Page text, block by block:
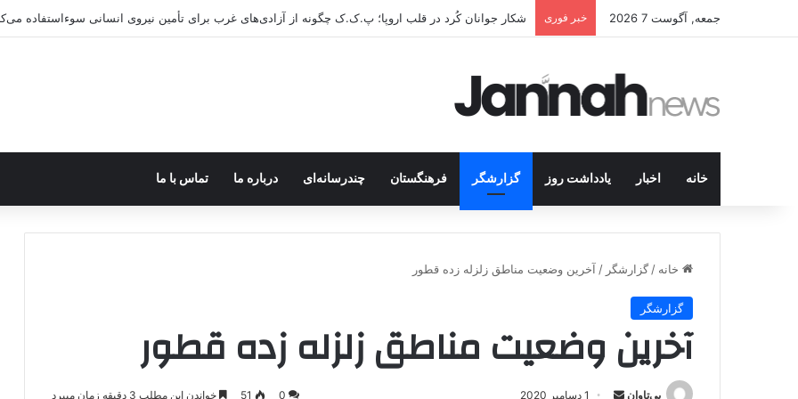
جمعه, آگوست 7 2026 خبر فوری انتشار متن 12 ماده‌ای توافق نهایی بین ترکیه و پ.ک.ک
خانه اخبار یادداشت روز گزارشگر فرهنگستان چندرسانه‌ای درباره ما تماس با ما
خانه / گزارشگر / آخرین وضعیت مناطق زلزله زده قطور
گزارشگر
آخرین وضعیت مناطق زلزله زده قطور
بی‌تاوان 1 دسامبر 2020 0
51 خواندن این مطلب 3 دقیقه زمان میبرد